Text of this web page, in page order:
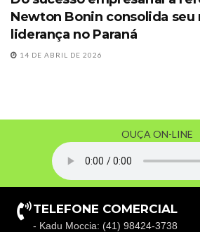
Newton Bonin consolida seu
liderança no Paraná
14 DE ABRIL DE 2026
OUÇA ON-LINE
TELEFONE COMERCIAL
- Kadu Moccia: (41) 98424-3738